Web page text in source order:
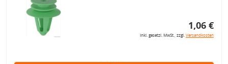
1,06 €
inkl. gesetzl. MwSt., zzgl.Versandkosten